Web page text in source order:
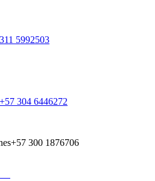
5992503
+57 304 6446272
+57 300 1876706